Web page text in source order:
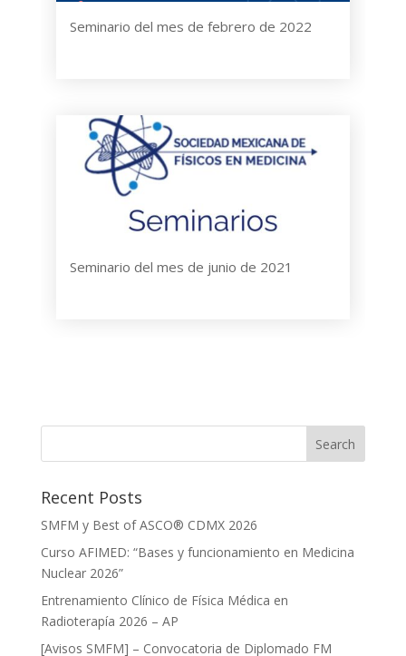
Seminario del mes de febrero de 2022
Seminario del mes de junio de 2021
Recent Posts
SMFM y Best of ASCO® CDMX 2026
Curso AFIMED: “Bases y funcionamiento en Medicina
Nuclear 2026”
Entrenamiento Clínico de Física Médica en
Radioterapía 2026 – AP
[Avisos SMFM] – Convocatoria de Diplomado FM